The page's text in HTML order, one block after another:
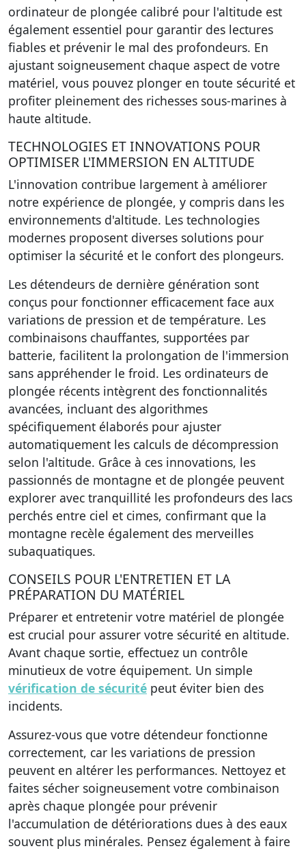
ordinateur de plongée calibré pour l'altitude est
également essentiel pour garantir des lectures
fiables et prévenir le mal des profondeurs. En
ajustant soigneusement chaque aspect de votre
matériel, vous pouvez plonger en toute sécurité et
profiter pleinement des richesses sous-marines à
haute altitude.
TECHNOLOGIES ET INNOVATIONS POUR
OPTIMISER L'IMMERSION EN ALTITUDE
L'innovation contribue largement à améliorer
notre expérience de plongée, y compris dans les
environnements d'altitude. Les technologies
modernes proposent diverses solutions pour
optimiser la sécurité et le confort des plongeurs.
Les détendeurs de dernière génération sont
conçus pour fonctionner efficacement face aux
variations de pression et de température. Les
combinaisons chauffantes, supportées par
batterie, facilitent la prolongation de l'immersion
sans appréhender le froid. Les ordinateurs de
plongée récents intègrent des fonctionnalités
avancées, incluant des algorithmes
spécifiquement élaborés pour ajuster
automatiquement les calculs de décompression
selon l'altitude. Grâce à ces innovations, les
passionnés de montagne et de plongée peuvent
explorer avec tranquillité les profondeurs des lacs
perchés entre ciel et cimes, confirmant que la
montagne recèle également des merveilles
subaquatiques.
CONSEILS POUR L'ENTRETIEN ET LA
PRÉPARATION DU MATÉRIEL
Préparer et entretenir votre matériel de plongée
est crucial pour assurer votre sécurité en altitude.
Avant chaque sortie, effectuez un contrôle
minutieux de votre équipement. Un simple
vérification de sécurité peut éviter bien des
incidents.
Assurez-vous que votre détendeur fonctionne
correctement, car les variations de pression
peuvent en altérer les performances. Nettoyez et
faites sécher soigneusement votre combinaison
après chaque plongée pour prévenir
l'accumulation de détériorations dues à des eaux
souvent plus minérales. Pensez également à faire